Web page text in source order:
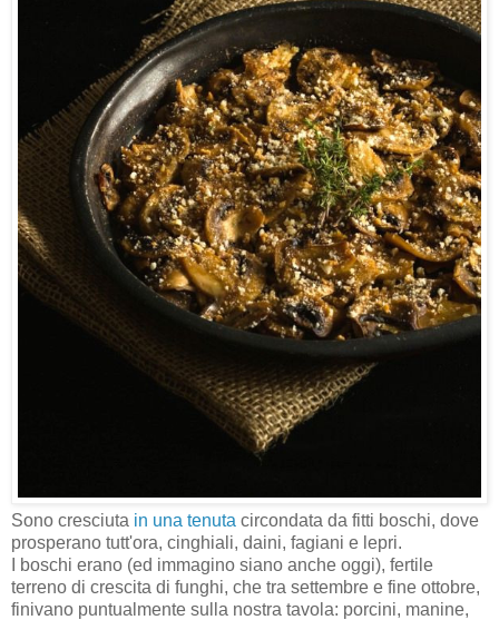
Sono cresciuta in una tenuta circondata da fitti boschi, dove
prosperano tutt'ora, cinghiali, daini, fagiani e lepri.
I boschi erano (ed immagino siano anche oggi), fertile
terreno di crescita di funghi, che tra settembre e fine ottobre,
finivano puntualmente sulla nostra tavola: porcini, manine,